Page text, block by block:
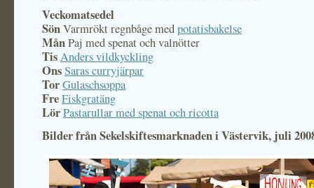
Veckomatsedel
SönVarmrökt regnbåge medpotatisbakelse
MånPaj med spenat och valnötter
TisAnders vildkyckling
OnsSaras curryjärpar
TorGulaschsoppa
FreFiskgratäng
LörPastarullar med spenat och ricotta
Bilder från Sekelskiftesmarknaden i Västervik, juli